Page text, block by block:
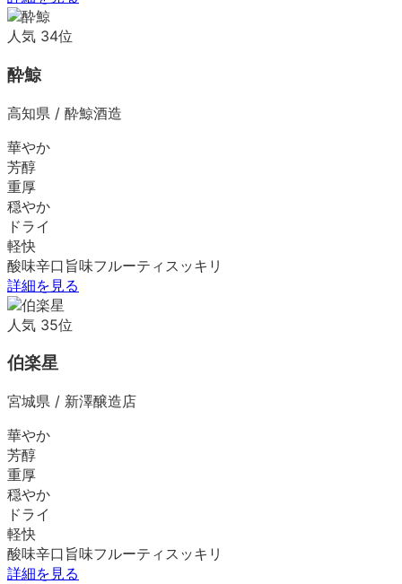
人気 34位
酔鯨
高知県 / 酔鯨酒造
華やか
芳醇
重厚
穏やか
ドライ
軽快
酸味辛口 旨味フルーティ スッキリ
詳細を見る
人気 35位
伯楽星
宮城県 / 新澤醸造店
華やか
芳醇
重厚
穏やか
ドライ
軽快
酸味辛口 旨味フルーティ スッキリ
詳細を見る